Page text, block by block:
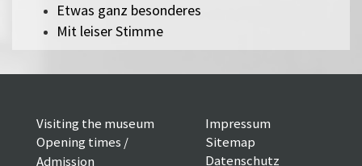
Etwas ganz besonderes
Mit leiser Stimme
Visiting the museum
Opening times /
Admission
Impressum
Sitemap
Datenschutz